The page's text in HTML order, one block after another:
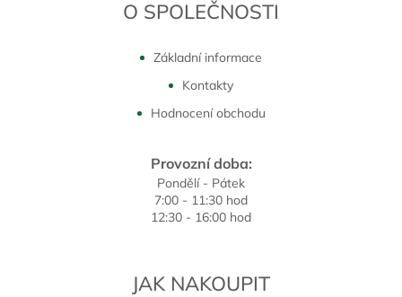
O SPOLEČNOSTI
Základní informace
Kontakty
Hodnocení obchodu
Provozní doba:
Pondělí - Pátek
7:00 - 11:30 hod
12:30 - 16:00 hod
JAK NAKOUPIT